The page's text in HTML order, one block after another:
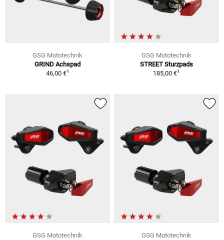
GSG Mototechnik
GRIND Achspad
46,00 €1
GSG Mototechnik
STREET Sturzpads
185,00 €1
GSG Mototechnik
GSG Mototechnik